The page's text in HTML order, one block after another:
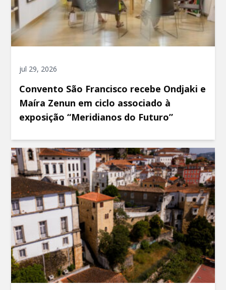
jul 29, 2026
Convento São Francisco recebe Ondjaki e
Maíra Zenun em ciclo associado à
exposição “Meridianos do Futuro”